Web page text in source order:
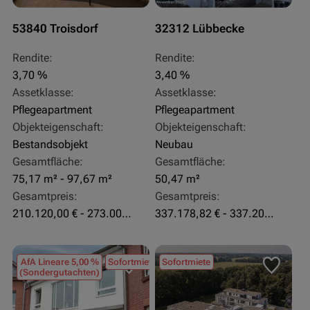
53840 Troisdorf
Rendite:
3,70 %
Assetklasse:
Pflegeapartment
Objekteigenschaft:
Bestandsobjekt
Gesamtfläche:
75,17 m² - 97,67 m²
Gesamtpreis:
210.120,00 € - 273.003,24 €
32312 Lübbecke
Rendite:
3,40 %
Assetklasse:
Pflegeapartment
Objekteigenschaft:
Neubau
Gesamtfläche:
50,47 m²
Gesamtpreis:
337.178,82 € - 337.207,06 €
AfA Lineare 5,00 %
(Sondergutachten)
Sofortmiete Sofortmiete